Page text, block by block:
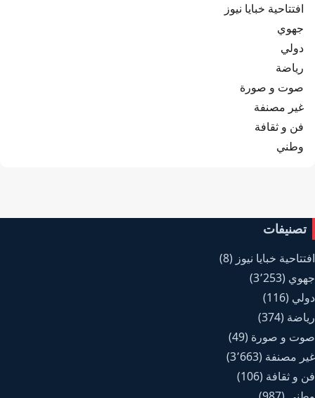
افتتاحية خبايا نيوز
جهوي
دولي
رياضة
صوت و صورة
غير مصنفة
فن و ثقافة
وطني
تصنيفات
افتتاحية خبايا نيوز (8)
جهوي (3٬253)
دولي (116)
رياضة (374)
صوت و صورة (49)
غير مصنفة (3٬663)
فن و ثقافة (106)